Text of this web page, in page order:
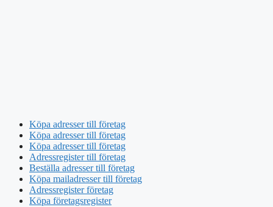
Köpa adresser till företag
Köpa adresser till företag
Köpa adresser till företag
Adressregister till företag
Beställa adresser till företag
Köpa mailadresser till företag
Adressregister företag
Köpa företagsregister